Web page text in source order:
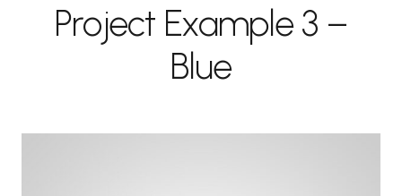
Project Example 3 –
Blue